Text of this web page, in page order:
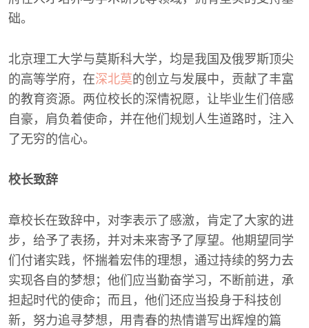
础。
北京理工大学与莫斯科大学，均是我国及俄罗斯顶尖
的高等学府，在深北莫的创立与发展中，贡献了丰富
的教育资源。两位校长的深情祝愿，让毕业生们倍感
自豪，肩负着使命，并在他们规划人生道路时，注入
了无穷的信心。
校长致辞
章校长在致辞中，对李表示了感激，肯定了大家的进
步，给予了表扬，并对未来寄予了厚望。他期望同学
们付诸实践，怀揣着宏伟的理想，通过持续的努力去
实现各自的梦想；他们应当勤奋学习，不断前进，承
担起时代的使命；而且，他们还应当投身于科技创
新，努力追寻梦想，用青春的热情谱写出辉煌的篇